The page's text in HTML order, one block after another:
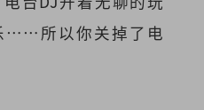
……所以你关掉了电